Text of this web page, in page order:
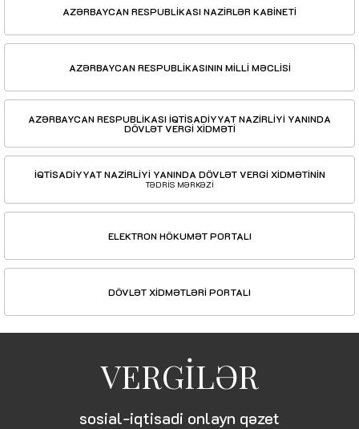
AZƏRBAYCAN RESPUBLİKASI NAZİRLƏR KABİNETİ
AZƏRBAYCAN RESPUBLİKASININ MİLLİ MƏCLİSİ
AZƏRBAYCAN RESPUBLİKASI İQTİSADİYYAT NAZİRLİYİ YANINDA
DÖVLƏT VERGİ XİDMƏTİ
İQTİSADİYYAT NAZİRLİYİ YANINDA DÖVLƏT VERGİ XİDMƏTİNİN
TƏDRİS MƏRKƏZİ
ELEKTRON HÖKUMƏT PORTALI
DÖVLƏT XİDMƏTLƏRİ PORTALI
VERGİLƏR
sosial-iqtisadi onlayn qəzet